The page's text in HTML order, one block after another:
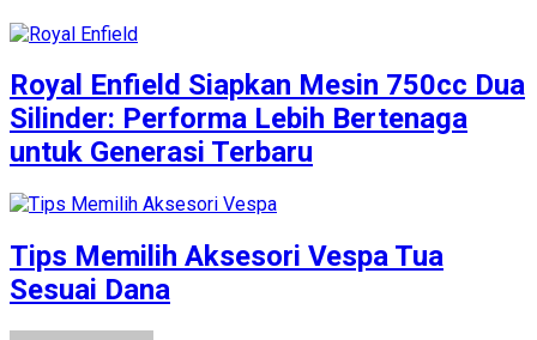
Royal Enfield Siapkan Mesin 750cc Dua
Silinder: Performa Lebih Bertenaga
untuk Generasi Terbaru
Tips Memilih Aksesori Vespa Tua
Sesuai Dana